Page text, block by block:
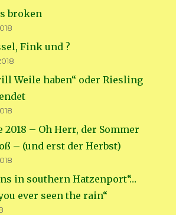
broken
Fink und ?
Weile haben“ oder Riesling
2018 – Oh Herr, der Sommer
– (und erst der Herbst)
in southern Hatzenport“…
ever seen the rain“